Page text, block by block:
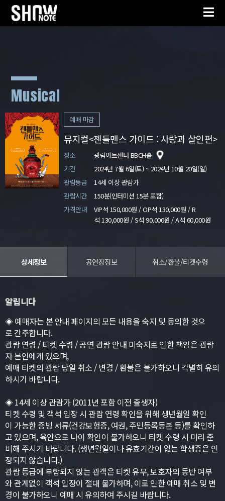
Musical
예매 마감
뮤지컬<젠틀맨스 가이드 : 사랑과 살인편>
장소
광림아트센터 BBCH홀
기간
2024년 7월 6일(토) ~ 2024년 10월 20일(일)
관람등급
14세 이상 관람가
관람시간
150분(인터미션 15분 포함)
가격안내
VIP석 150,000원 / OP석 130,000원 / R
석 130,000원 / S석 90,000원 / A석 60,000원
상세정보 공연장정보 취소/환불/티켓수령
알립니다
◈ 예매자는 본 안내 페이지의 모든 내용을 숙지 및 동의한 것으
로 간주합니다.
관람 연령 / 티켓 수령 / 공연 관람 안내 미숙지로 인한 책임은 관람
자 본인에게 있으며,
예매 티켓의 관람 당일 취소 / 변경 / 환불은 불가하오니 각별히 유의
하시기 바랍니다.
◈ 14세 이상 관람가 (2011년 포함 이전 출생자)
티켓 수령 및 객석 입장 시 관람 연령 확인을 위해 생년월일 확인
이 가능한 증빙 서류(건강보험증, 여권, 주민등록등본 등)를 확인하
고 있으며, 육안으로 나이 확인이 불가하오니 티켓 수령 시 미리 준
비해 주시기 바랍니다. (생년월일이나 유효기간이 없는 학생증은 인
정되지 않습니다.)
관람 등급에 부합되지 않는 관객은 티켓 유무, 보호자의 동반 여부
와 관계없이 객석 입장이 절대 불가하며, 이로 인한 예매 취소 및 변
경이 불가하오니 예매 시 유의하여 주시길 바랍니다.